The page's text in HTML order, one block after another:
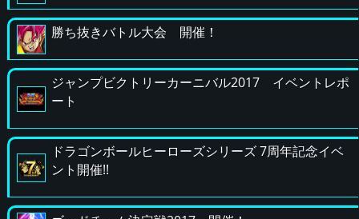
勝ち抜きバトル大会 開催！
ジャンプビクトリーカーニバル2017 イベントレポ
ート
ドラゴンボールヒーローズシリーズ 7周年記念イベ
ント開催!!